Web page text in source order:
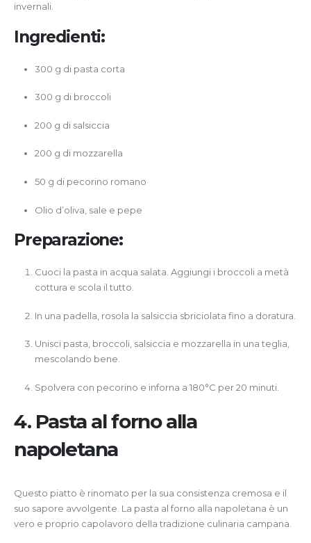
invernali.
Ingredienti:
300 g di pasta corta
300 g di broccoli
200 g di salsiccia
200 g di mozzarella
50 g di pecorino romano
Olio d’oliva, sale e pepe
Preparazione:
Cuoci la pasta in acqua salata. Aggiungi i broccoli a metà
cottura e scola il tutto.
In una padella, rosola la salsiccia sbriciolata fino a doratura.
Unisci pasta, broccoli, salsiccia e mozzarella in una teglia,
mescolando bene.
Spolvera con pecorino e inforna a 180°C per 20 minuti.
4. Pasta al forno alla
napoletana
Questo piatto è rinomato per la sua consistenza cremosa e il
suo sapore avvolgente. La pasta al forno alla napoletana è un
vero e proprio capolavoro della tradizione culinaria campana.